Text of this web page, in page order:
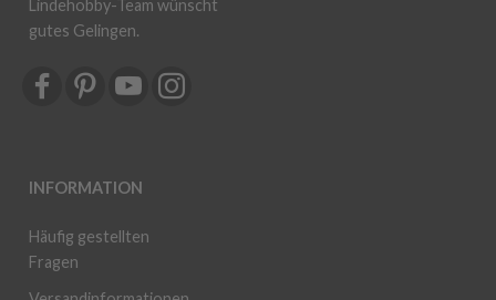
Lindehobby-Team wünscht
gutes Gelingen.
INFORMATION
Häufig gestellten
Fragen